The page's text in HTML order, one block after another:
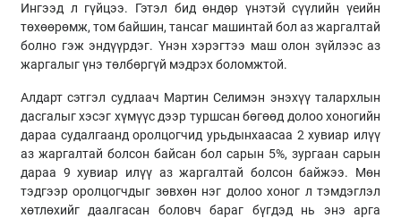
Ингээд л гүйцээ. Гэтэл бид өндөр үнэтэй сүүлийн үеийн
төхөөрөмж, том байшин, тансаг машинтай бол аз жаргалтай
болно гэж эндүүрдэг. Үнэн хэрэгтээ маш олон зүйлээс аз
жаргалыг үнэ төлбөргүй мэдрэх боломжтой.
Алдарт сэтгэл судлаач Мартин Селимэн энэхүү талархлын
дасгалыг хэсэг хүмүүс дээр туршсан бөгөөд долоо хоногийн
дараа судалгаанд оролцогчид урьдынхаасаа 2 хувиар илүү
аз жаргалтай болсон байсан бол сарын 5%, зургаан сарын
дараа 9 хувиар илүү аз жаргалтай болсон байжээ. Мөн
тэдгээр оролцогчдыг зөвхөн нэг долоо хоног л тэмдэглэл
хөтлөхийг даалгасан боловч бараг бүгдэд нь энэ арга